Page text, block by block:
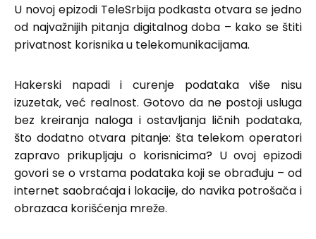
U novoj epizodi TeleSrbija podkasta otvara se jedno
od najvažnijih pitanja digitalnog doba – kako se štiti
privatnost korisnika u telekomunikacijama.
Hakerski napadi i curenje podataka više nisu
izuzetak, već realnost. Gotovo da ne postoji usluga
bez kreiranja naloga i ostavljanja ličnih podataka,
što dodatno otvara pitanje: šta telekom operatori
zapravo prikupljaju o korisnicima? U ovoj epizodi
govori se o vrstama podataka koji se obrađuju – od
internet saobraćaja i lokacije, do navika potrošača i
obrazaca korišćenja mreže.